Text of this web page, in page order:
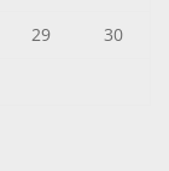
29 30